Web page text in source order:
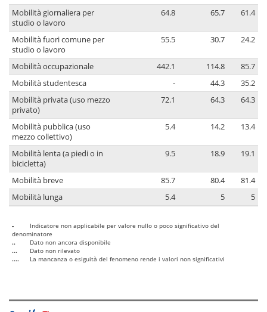
Mobilità giornaliera per
studio o lavoro
64.8 65.7 61.4
Mobilità fuori comune per
studio o lavoro
55.5 30.7 24.2
Mobilità occupazionale 442.1 114.8
85.7
Mobilità studentesca
- 44.3
35.2
Mobilità privata (uso mezzo
privato)
72.1 64.3 64.3
Mobilità pubblica (uso
mezzo collettivo)
5.4 14.2 13.4
Mobilità lenta (a piedi o in
bicicletta)
9.5 18.9 19.1
Mobilità breve 85.7 80.4
81.4
Mobilità lunga
5.4 5 5
-
Indicatore non applicabile per valore nullo o poco significativo del
denominatore
..
Dato non ancora disponibile
...
Dato non rilevato
....
La mancanza o esiguità del fenomeno rende i valori non significativi